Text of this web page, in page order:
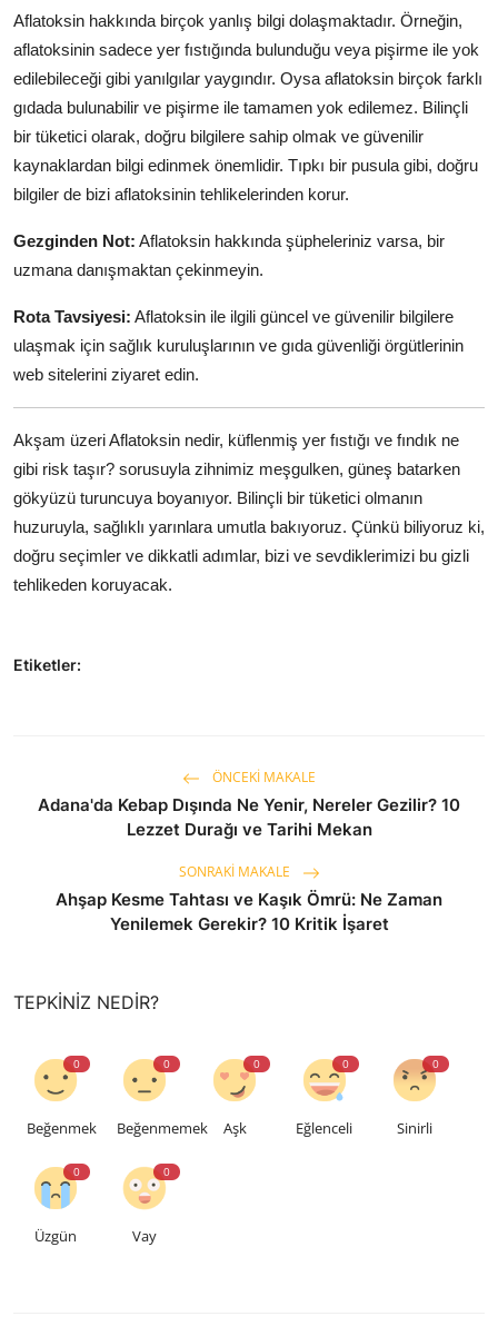
Aflatoksin hakkında birçok yanlış bilgi dolaşmaktadır. Örneğin,
aflatoksinin sadece yer fıstığında bulunduğu veya pişirme ile yok
edilebileceği gibi yanılgılar yaygındır. Oysa aflatoksin birçok farklı
gıdada bulunabilir ve pişirme ile tamamen yok edilemez. Bilinçli
bir tüketici olarak, doğru bilgilere sahip olmak ve güvenilir
kaynaklardan bilgi edinmek önemlidir. Tıpkı bir pusula gibi, doğru
bilgiler de bizi aflatoksinin tehlikelerinden korur.
Gezginden Not: Aflatoksin hakkında şüpheleriniz varsa, bir
uzmana danışmaktan çekinmeyin.
Rota Tavsiyesi: Aflatoksin ile ilgili güncel ve güvenilir bilgilere
ulaşmak için sağlık kuruluşlarının ve gıda güvenliği örgütlerinin
web sitelerini ziyaret edin.
Akşam üzeri Aflatoksin nedir, küflenmiş yer fıstığı ve fındık ne
gibi risk taşır? sorusuyla zihnimiz meşgulken, güneş batarken
gökyüzü turuncuya boyanıyor. Bilinçli bir tüketici olmanın
huzuruyla, sağlıklı yarınlara umutla bakıyoruz. Çünkü biliyoruz ki,
doğru seçimler ve dikkatli adımlar, bizi ve sevdiklerimizi bu gizli
tehlikeden koruyacak.
Etiketler:
ÖNCEKI MAKALE
Adana'da Kebap Dışında Ne Yenir, Nereler Gezilir? 10
Lezzet Durağı ve Tarihi Mekan
SONRAKI MAKALE
Ahşap Kesme Tahtası ve Kaşık Ömrü: Ne Zaman
Yenilemek Gerekir? 10 Kritik İşaret
TEPKINIZ NEDIR?
0
Beğenmek
0
Beğenmemek
0
Aşk
0
Eğlenceli
0
Sinirli
0
Üzgün
0
Vay